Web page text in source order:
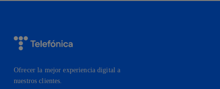
Ofrecer la mejor experiencia digital a
nuestros clientes.